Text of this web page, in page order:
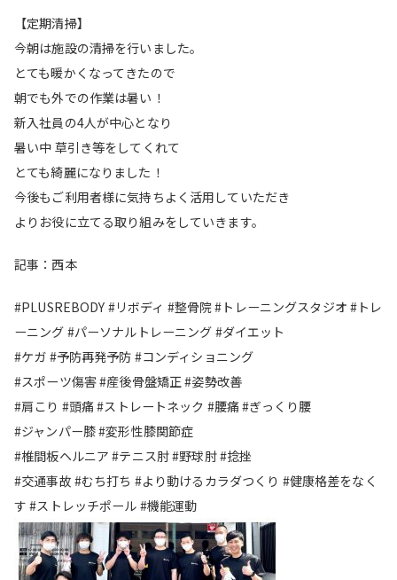
【定期清掃】
今朝は施設の清掃を行いました。
とても暖かくなってきたので
朝でも外での作業は暑い！
新入社員の4人が中心となり
暑い中 草引き等をしてくれて
とても綺麗になりました！
今後もご利用者様に気持ちよく活用していただき
よりお役に立てる取り組みをしていきます。
記事：西本
#PLUSREBODY #リボディ #整骨院 #トレーニングスタジオ #トレ
ーニング #パーソナルトレーニング #ダイエット
#ケガ #予防再発予防 #コンディショニング
#スポーツ傷害 #産後骨盤矯正 #姿勢改善
#肩こり #頭痛 #ストレートネック #腰痛 #ぎっくり腰
#ジャンパー膝 #変形性膝関節症
#椎間板ヘルニア #テニス肘 #野球肘 #捻挫
#交通事故 #むち打ち #より動けるカラダつくり #健康格差をなく
す #ストレッチポール #機能運動